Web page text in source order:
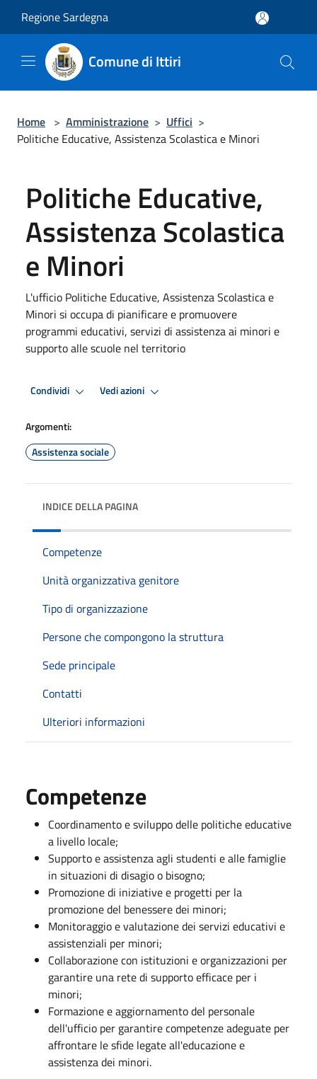
Regione Sardegna
Comune di Ittiri
Home > Amministrazione > Uffici >
Politiche Educative, Assistenza Scolastica e Minori
Politiche Educative,
Assistenza Scolastica
e Minori
L'ufficio Politiche Educative, Assistenza Scolastica e
Minori si occupa di pianificare e promuovere
programmi educativi, servizi di assistenza ai minori e
supporto alle scuole nel territorio
Condividi Vedi azioni
Argomenti:
Assistenza sociale
INDICE DELLA PAGINA
Competenze
Unità organizzativa genitore
Tipo di organizzazione
Persone che compongono la struttura
Sede principale
Contatti
Ulteriori informazioni
Competenze
Coordinamento e sviluppo delle politiche educative
a livello locale;
Supporto e assistenza agli studenti e alle famiglie
in situazioni di disagio o bisogno;
Promozione di iniziative e progetti per la
promozione del benessere dei minori;
Monitoraggio e valutazione dei servizi educativi e
assistenziali per minori;
Collaborazione con istituzioni e organizzazioni per
garantire una rete di supporto efficace per i
minori;
Formazione e aggiornamento del personale
dell'ufficio per garantire competenze adeguate per
affrontare le sfide legate all'educazione e
assistenza dei minori.